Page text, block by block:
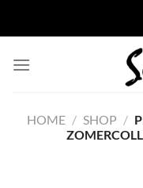
HOME / SHOP /